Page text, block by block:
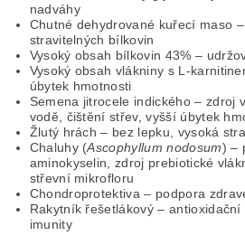
nadváhy
Chutné dehydrované kuřecí maso
stravitelných bílkovin
Vysoký obsah bílkovin 43% –
Vysoký obsah vlákniny s L-
úbytek hmotnosti
Semena jitrocele indického – zdroj
vodě, čištění střev, vyšší úbytek
Žlutý hrách – bez lepku, vysoká
Chaluhy (Ascophyllum nodosum) –
aminokyselin, zdroj prebiotické
střevní mikrofloru
Chondroprotektiva – podpora
Rakytník řešetlákový –
imunity